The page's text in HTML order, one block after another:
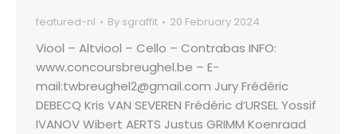
featured-nl By sgraffit 20 February 2024
Viool – Altviool – Cello – Contrabas INFO:
www.concoursbreughel.be – E-
mail:twbreughel2@gmail.com Jury Frédéric
DEBECQ Kris VAN SEVEREN Frédéric d’URSEL Yossif
IVANOV Wibert AERTS Justus GRIMM Koenraad